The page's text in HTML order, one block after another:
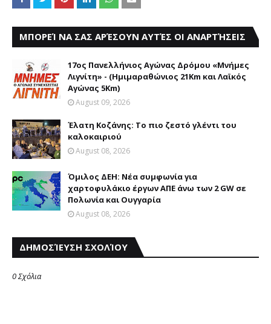
ΜΠΟΡΕΊ ΝΑ ΣΑΣ ΑΡΈΣΟΥΝ ΑΥΤΈΣ ΟΙ ΑΝΑΡΤΉΣΕΙΣ
17ος Πανελλήνιος Αγώνας Δρόμου «Μνήμες
Λιγνίτη» - (Ημιμαραθώνιος 21Km και Λαϊκός
Αγώνας 5Km)
August 09, 2026
Έλατη Κοζάνης: Το πιο ζεστό γλέντι του
καλοκαιριού
August 08, 2026
Όμιλος ΔΕΗ: Νέα συμφωνία για
χαρτοφυλάκιο έργων ΑΠΕ άνω των 2 GW σε
Πολωνία και Ουγγαρία
August 08, 2026
ΔΗΜΟΣΊΕΥΣΗ ΣΧΟΛΊΟΥ
0 Σχόλια